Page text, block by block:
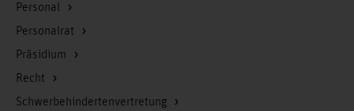
Personal
Personalrat
Präsidium
Recht
Schwerbehindertenvertretung